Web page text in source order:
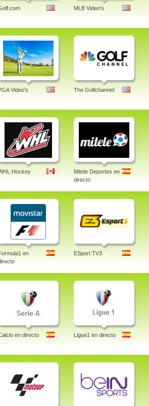
MLB Video's
Video's The Golfchannel
Hockey
Mitele Deportes en
directo
en
ESport TV3
en directo Ligue1 en directo